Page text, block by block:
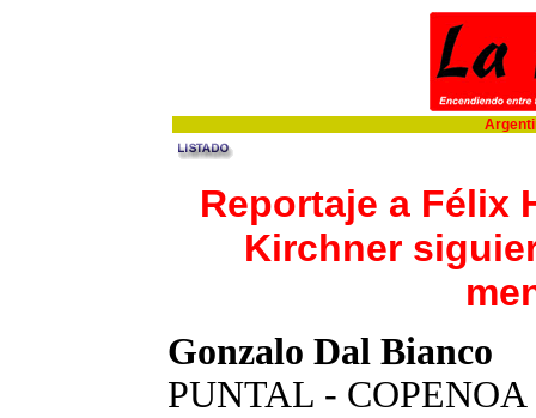
Reportaje a Félix
Kirchner
Gonzalo Dal Bianco
PUNTAL - COPENOA